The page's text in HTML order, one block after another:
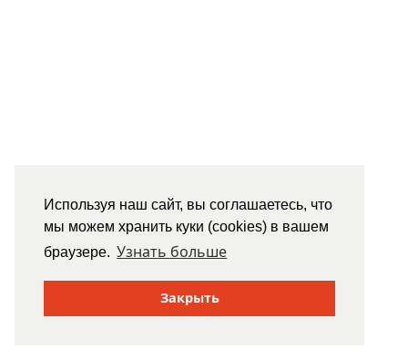
Используя наш сайт, вы соглашаетесь, что
мы можем хранить куки (cookies) в вашем
браузере. Узнать больше
Закрыть